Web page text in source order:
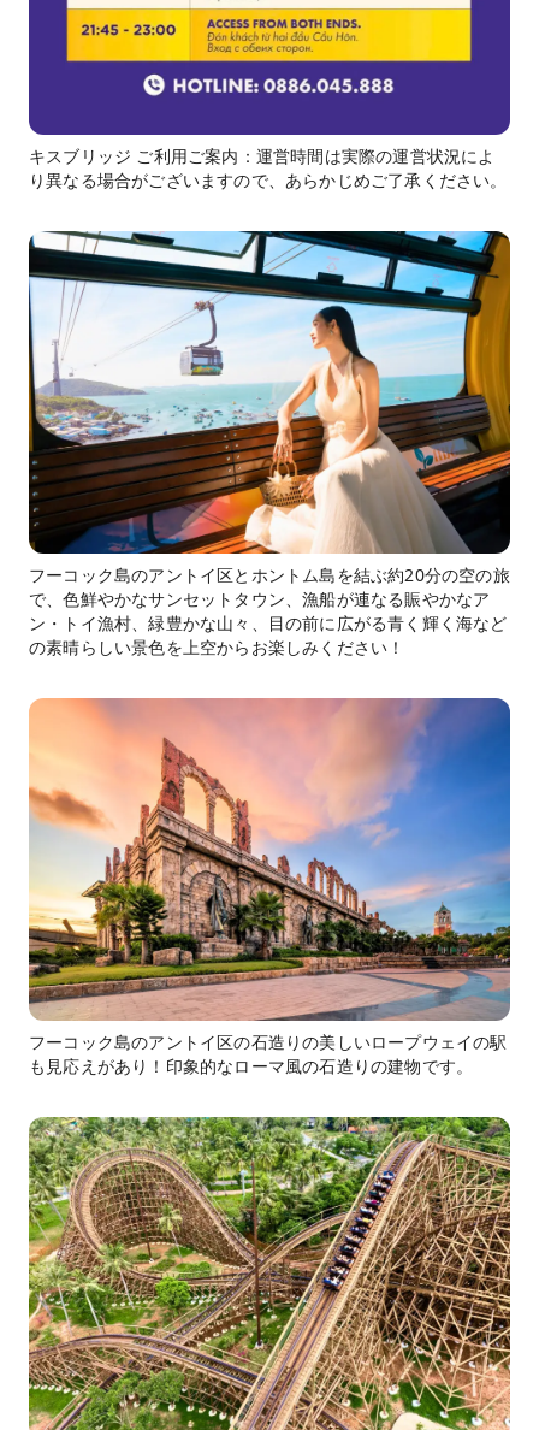
キスブリッジ ご利用ご案内：運営時間は実際の運営状況によ
り異なる場合がございますので、あらかじめご了承ください。
フーコック島のアントイ区とホントム島を結ぶ約20分の空の旅
で、色鮮やかなサンセットタウン、漁船が連なる賑やかなア
ン・トイ漁村、緑豊かな山々、目の前に広がる青く輝く海など
の素晴らしい景色を上空からお楽しみください！
フーコック島のアントイ区の石造りの美しいロープウェイの駅
も見応えがあり！印象的なローマ風の石造りの建物です。